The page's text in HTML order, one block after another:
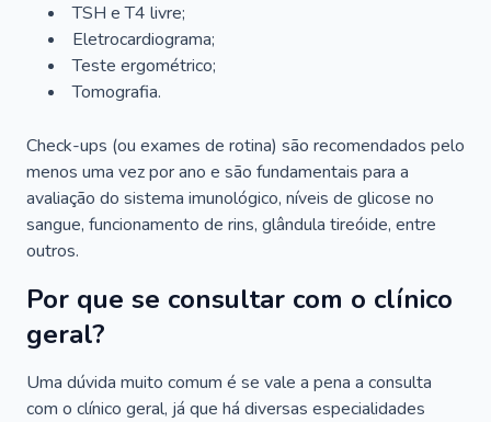
TSH e T4 livre;
Eletrocardiograma;
Teste ergométrico;
Tomografia.
Check-ups (ou exames de rotina) são recomendados pelo
menos uma vez por ano e são fundamentais para a
avaliação do sistema imunológico, níveis de glicose no
sangue, funcionamento de rins, glândula tireóide, entre
outros.
Por que se consultar com o clínico
geral?
Uma dúvida muito comum é se vale a pena a consulta
com o clínico geral, já que há diversas especialidades